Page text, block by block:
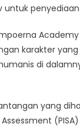
penyediaan
karakter yang
di
yang
(PISA)